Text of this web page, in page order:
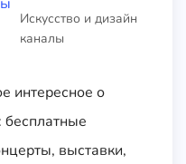
Искусство и дизайн
каналы
интересное о
бесплатные
выставки,